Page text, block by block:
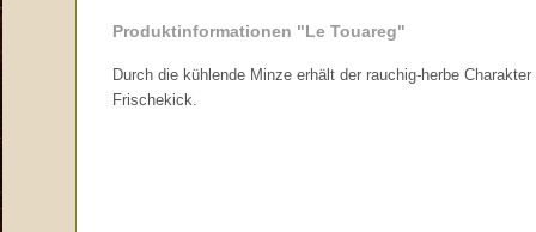
Produktinformationen "Le Touareg"
Durch die kühlende Minze erhält der rauchig-herbe
Frischekick.